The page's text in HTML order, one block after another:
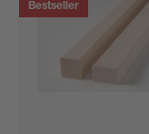
Bestseller